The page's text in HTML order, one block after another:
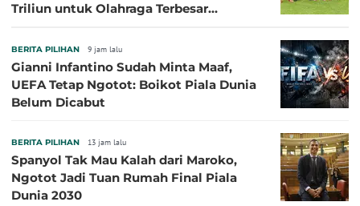
Triliun untuk Olahraga Terbesar
BERITA PILIHAN 9 jam lalu
Gianni Infantino Sudah Minta Maaf,
UEFA Tetap Ngotot: Boikot Piala Dunia
Belum Dicabut
BERITA PILIHAN 13 jam lalu
Spanyol Tak Mau Kalah dari Maroko,
Ngotot Jadi Tuan Rumah Final Piala
Dunia 2030